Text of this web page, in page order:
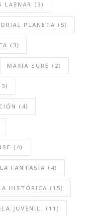
LABNAR (3)
PLANETA (5)
(3)
MARÍA SURÉ (2)
(4)
(4)
FANTASÍA (4)
HISTÓRICA (15)
JUVENIL. (11)